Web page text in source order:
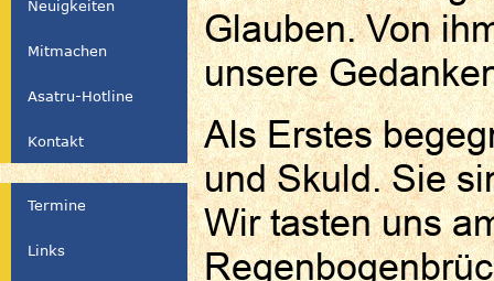
Glauben. Von
unsere
Als Erstes
und Skuld. Sie
Wir tasten uns
Neuigkeiten
Mitmachen
Asatru-Hotline
Kontakt
Termine
Links